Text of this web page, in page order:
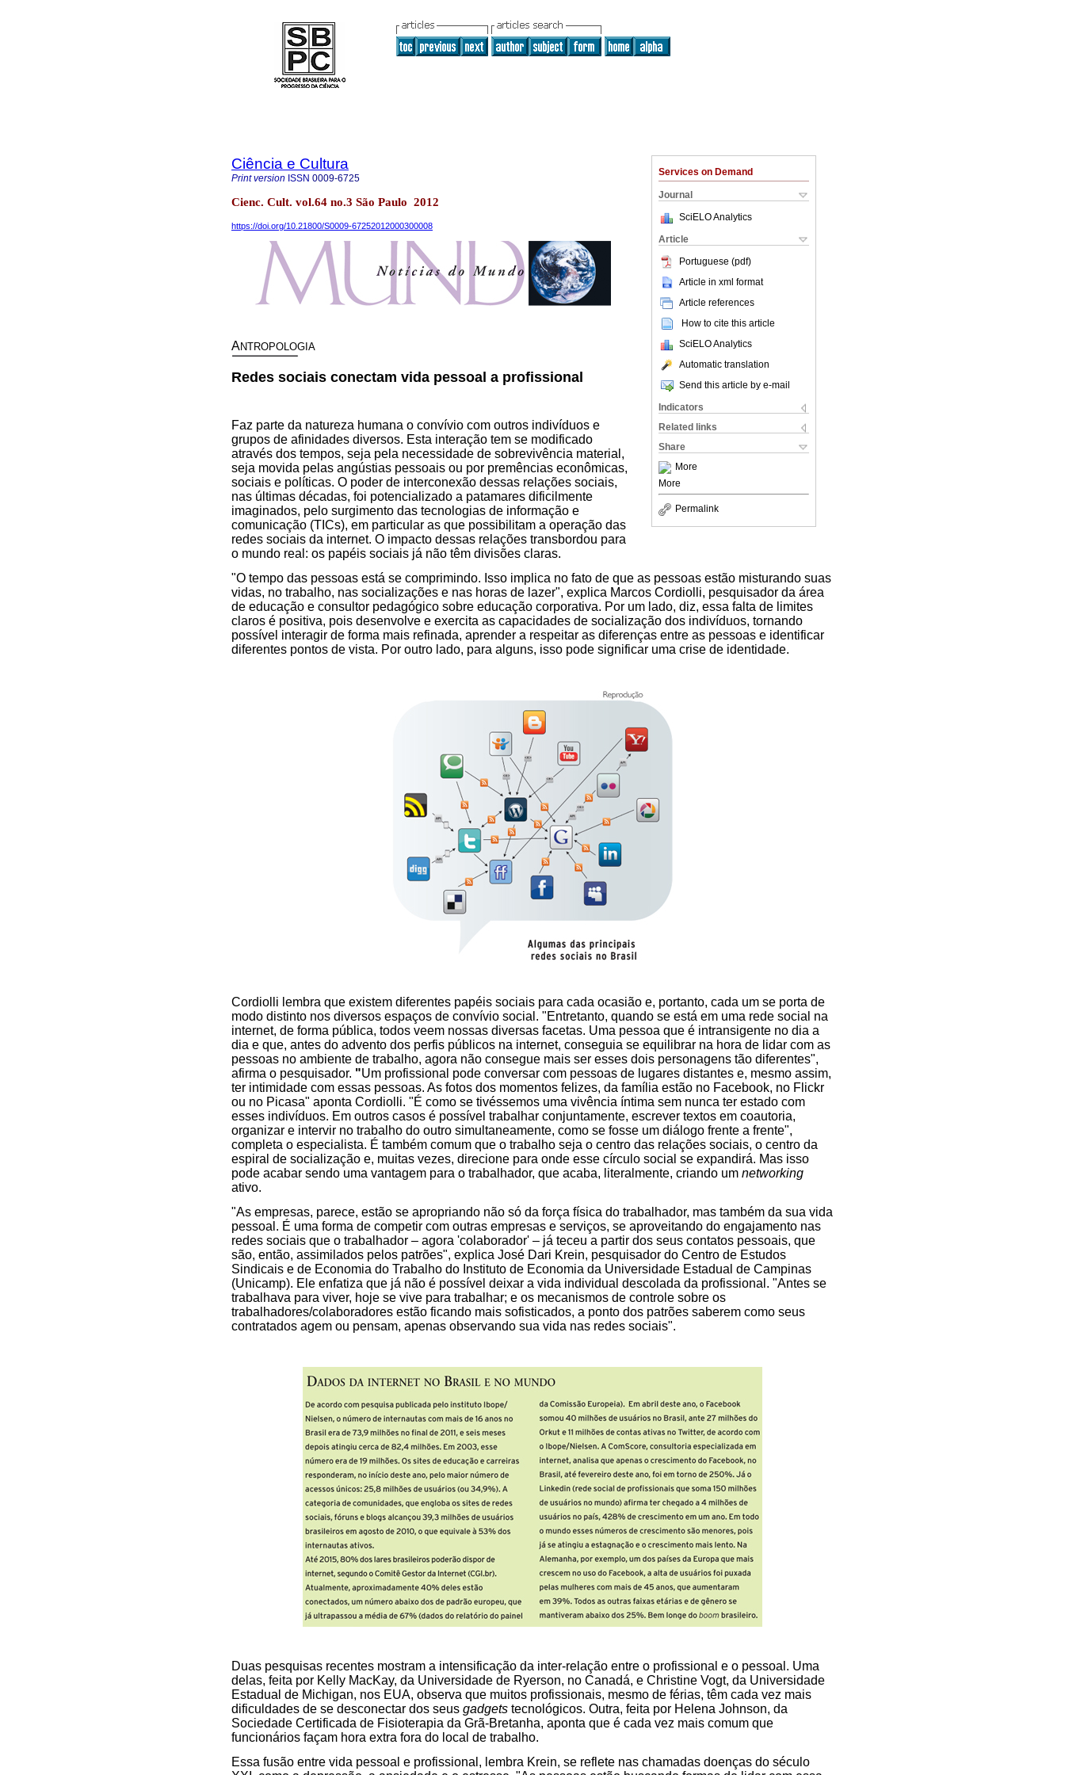
Services on Demand
Journal
SciELO Analytics
Article
Portuguese (pdf)
Article in xml format
Article references
How to cite this article
SciELO Analytics
Automatic translation
Send this article by e-mail
Indicators
Related links
Share
More
More
Permalink
Ciência e Cultura
Print version ISSN 0009-6725
Cienc. Cult. vol.64 no.3 São Paulo 2012
https://doi.org/10.21800/S0009-67252012000300008
ANTROPOLOGIA
Redes sociais conectam vida pessoal a profissional
Faz parte da natureza humana o convívio com outros indivíduos e
grupos de afinidades diversos. Esta interação tem se modificado
através dos tempos, seja pela necessidade de sobrevivência material,
seja movida pelas angústias pessoais ou por premências econômicas,
sociais e políticas. O poder de interconexão dessas relações sociais,
nas últimas décadas, foi potencializado a patamares dificilmente
imaginados, pelo surgimento das tecnologias de informação e
comunicação (TICs), em particular as que possibilitam a operação das
redes sociais da internet. O impacto dessas relações transbordou para
o mundo real: os papéis sociais já não têm divisões claras.
"O tempo das pessoas está se comprimindo. Isso implica no fato de que as pessoas estão misturando suas
vidas, no trabalho, nas socializações e nas horas de lazer", explica Marcos Cordiolli, pesquisador da área
de educação e consultor pedagógico sobre educação corporativa. Por um lado, diz, essa falta de limites
claros é positiva, pois desenvolve e exercita as capacidades de socialização dos indivíduos, tornando
possível interagir de forma mais refinada, aprender a respeitar as diferenças entre as pessoas e identificar
diferentes pontos de vista. Por outro lado, para alguns, isso pode significar uma crise de identidade.
Cordiolli lembra que existem diferentes papéis sociais para cada ocasião e, portanto, cada um se porta de
modo distinto nos diversos espaços de convívio social. "Entretanto, quando se está em uma rede social na
internet, de forma pública, todos veem nossas diversas facetas. Uma pessoa que é intransigente no dia a
dia e que, antes do advento dos perfis públicos na internet, conseguia se equilibrar na hora de lidar com as
pessoas no ambiente de trabalho, agora não consegue mais ser esses dois personagens tão diferentes",
afirma o pesquisador. "Um profissional pode conversar com pessoas de lugares distantes e, mesmo assim,
ter intimidade com essas pessoas. As fotos dos momentos felizes, da família estão no Facebook, no Flickr
ou no Picasa" aponta Cordiolli. "É como se tivéssemos uma vivência íntima sem nunca ter estado com
esses indivíduos. Em outros casos é possível trabalhar conjuntamente, escrever textos em coautoria,
organizar e intervir no trabalho do outro simultaneamente, como se fosse um diálogo frente a frente",
completa o especialista. É também comum que o trabalho seja o centro das relações sociais, o centro da
espiral de socialização e, muitas vezes, direcione para onde esse círculo social se expandirá. Mas isso
pode acabar sendo uma vantagem para o trabalhador, que acaba, literalmente, criando um networking
ativo.
"As empresas, parece, estão se apropriando não só da força física do trabalhador, mas também da sua vida
pessoal. É uma forma de competir com outras empresas e serviços, se aproveitando do engajamento nas
redes sociais que o trabalhador – agora 'colaborador' – já teceu a partir dos seus contatos pessoais, que
são, então, assimilados pelos patrões", explica José Dari Krein, pesquisador do Centro de Estudos
Sindicais e de Economia do Trabalho do Instituto de Economia da Universidade Estadual de Campinas
(Unicamp). Ele enfatiza que já não é possível deixar a vida individual descolada da profissional. "Antes se
trabalhava para viver, hoje se vive para trabalhar; e os mecanismos de controle sobre os
trabalhadores/colaboradores estão ficando mais sofisticados, a ponto dos patrões saberem como seus
contratados agem ou pensam, apenas observando sua vida nas redes sociais".
Duas pesquisas recentes mostram a intensificação da inter-relação entre o profissional e o pessoal. Uma
delas, feita por Kelly MacKay, da Universidade de Ryerson, no Canadá, e Christine Vogt, da Universidade
Estadual de Michigan, nos EUA, observa que muitos profissionais, mesmo de férias, têm cada vez mais
dificuldades de se desconectar dos seus gadgets tecnológicos. Outra, feita por Helena Johnson, da
Sociedade Certificada de Fisioterapia da Grã-Bretanha, aponta que é cada vez mais comum que
funcionários façam hora extra fora do local de trabalho.
Essa fusão entre vida pessoal e profissional, lembra Krein, se reflete nas chamadas doenças do século